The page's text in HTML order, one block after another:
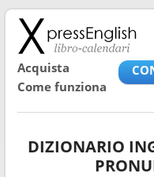
Acquista
Come funziona
DIZIONARIO